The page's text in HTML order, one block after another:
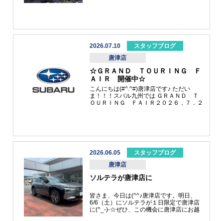
に休息をとり水分、塩分補給をしましょ
いようにしましょう。・高齢者や乳幼児な
ど熱中症になりやすい人が涼しい環境で過
ごせているか確認しましょう。・イベント
の主催者などは熱中症対策が徹底できてい
るか確認し、難しい場合はイベントの中止
や延期を判断しましょう。そしてスバルの
お店では、エアコン効いてます(^_-)-☆ド
リンクもあります(^_-)-☆私もいます(^_-)-
☆カフェ気分で立ち寄って下さい(^^)/梅雨
2026.07.10
スタッフブログ
唐津店
☆ＧＲＡＮＤ ＴＯＵＲＩＮＧ Ｆ
ＡＩＲ 開催中☆
こんにちは(#^.^#)唐津店です♪ ただい
ま！！！スバル九州では ＧＲＡＮＤ Ｔ
ＯＵＲＩＮＧ ＦＡＩＲ２０２６．７．２
印です(^_-)-☆ ご来場お待ちしております
2026.06.05
スタッフブログ
唐津店
ソルテラが唐津店に
皆さま、今日は(^^♪唐津店です。明日、
6/6（土）にソルテラが１日限定で唐津店
に(^_-)-☆ぜひ、この機会に唐津店にお越